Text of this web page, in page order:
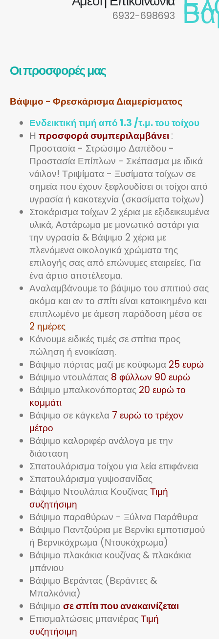
6932-698693
Οι προσφορές μας
Βάψιμο - Φρεσκάρισμα Διαμερίσματος
Ενδεικτική τιμή από 1.3 /τ.μ. του τοίχου
Η προσφορά συμπεριλαμβάνει:
Προστασία - Στρώσιμο Δαπέδου -
Προστασία Επίπλων - Σκέπασμα με ιδικά
νάιλον! Τριψίματα - Ξυσίματα τοίχων σε
σημεία που έχουν ξεφλουδίσει οι τοίχοι από
υγρασία ή κακοτεχνία (σκασίματα τοίχων)
Στοκάρισμα τοίχων 2 χέρια με εξιδεικευμένα
υλικά, Αστάρωμα με μονωτικό αστάρι για
την υγρασία & Βάψιμο 2 χέρια με
πλενόμενα οικολογικά χρώματα της
επιλογής σας από επώνυμες εταιρείες. Για
ένα άρτιο αποτέλεσμα.
Αναλαμβάνουμε το βάψιμο του σπιτιού σας
ακόμα και αν το σπίτι είναι κατοικημένο και
επιπλωμένο με άμεση παράδοση μέσα σε
2 ημέρες
Κάνουμε ειδικές τιμές σε σπίτια προς
πώληση ή ενοικίαση.
Βάψιμο πόρτας μαζί με κούφωμα 25 ευρώ
Βάψιμο ντουλάπας 8 φύλλων 90 ευρώ
Βάψιμο μπαλκονόπορτας 20 ευρώ το
κομμάτι
Βάψιμο σε κάγκελα 7 ευρώ το τρέχον
μέτρο
Βάψιμο καλοριφέρ ανάλογα με την
διάσταση
Σπατουλάρισμα τοίχου για λεία επιφάνεια
Σπατουλάρισμα γυψοσανίδας
Βάψιμο Ντουλάπια ΚουζίναςΤιμή
συζητήσιμη
Βάψιμο παραθύρων - Ξύλινα Παράθυρα
Βάψιμο Παντζούρια με Βερνίκι εμποτισμού
ή Βερνικόχρωμα (Ντουκόχρωμα)
Βάψιμο πλακάκια κουζίνας & πλακάκια
μπάνιου
Βάψιμο Βεράντας (Βεράντες &
Μπαλκόνια)
Βάψιμο σε σπίτι που ανακαινίζεται
Επισμαλτώσεις μπανιέραςΤιμή
συζητήσιμη